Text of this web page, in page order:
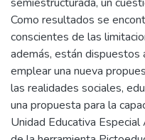
semiestructurada, un
Como resultados se
conscientes de las
además, están dispuestos
emplear una nueva
las realidades sociales,
una propuesta para la
Unidad Educativa Especial